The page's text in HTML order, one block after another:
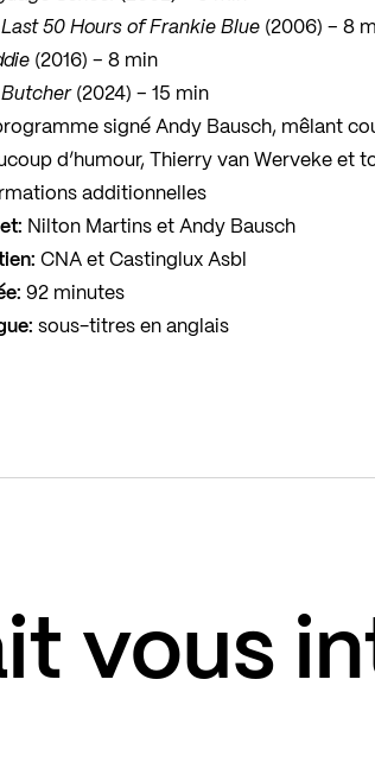
Last 50 Hours of Frankie Blue(2006) – 8
(2016) – 8 min
Butcher(2024) – 15 min
signé Andy Bausch, mêlant
d’humour, Thierry van Werveke et
additionnelles
Nilton Martins et Andy Bausch
CNA et Castinglux Asbl
92 minutes
sous-titres en anglais
vous